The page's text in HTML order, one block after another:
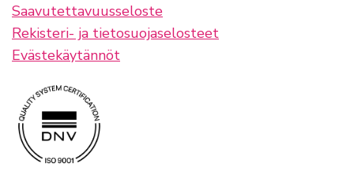
Saavutettavuusseloste
Rekisteri- ja tietosuojaselosteet
Evästekäytännöt